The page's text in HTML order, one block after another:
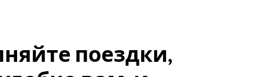
поездки,